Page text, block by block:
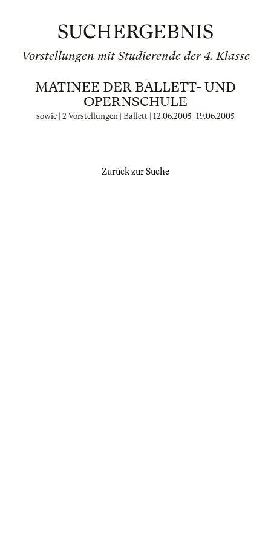
SUCHERGEBNIS
Vorstellungen mit Studierende der 4. Klasse
MATINEE DER BALLETT- UND
OPERNSCHULE
sowie | 2 Vorstellungen | Ballett | 12.06.2005–19.06.2005
Zurück zur Suche